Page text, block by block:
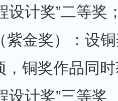
设计奖”二等奖
紫金奖）：设
，铜奖作品同
设计奖”三等奖